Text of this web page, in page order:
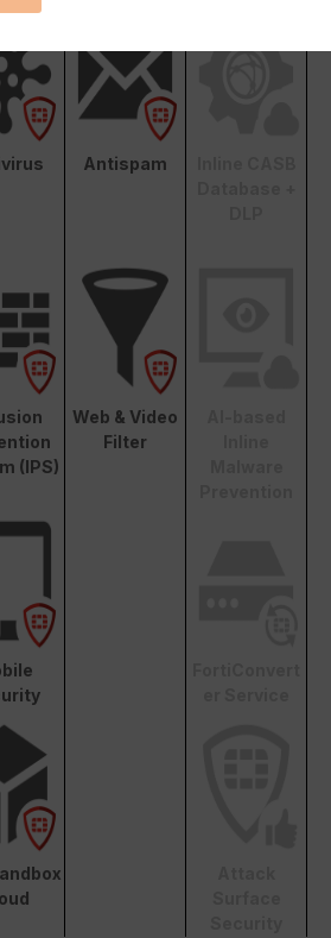
Antispam
(IPS)
Web & Video
Filter